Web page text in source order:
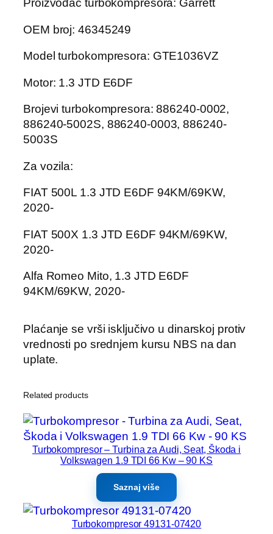
Proizvođač turbokompresora: Garrett
OEM broj: 46345249
Model turbokompresora: GTE1036VZ
Motor: 1.3 JTD E6DF
Brojevi turbokompresora: 886240-0002,
886240-5002S, 886240-0003, 886240-
5003S
Za vozila:
FIAT 500L 1.3 JTD E6DF 94KM/69KW,
2020-
FIAT 500X 1.3 JTD E6DF 94KM/69KW,
2020-
Alfa Romeo Mito, 1.3 JTD E6DF
94KM/69KW, 2020-
Plaćanje se vrši isključivo u dinarskoj protiv
vrednosti po srednjem kursu NBS na dan
uplate.
Related products
Turbokompresor – Turbina za Audi, Seat, Škoda i
Volkswagen 1.9 TDI 66 Kw – 90 KS
Saznaj više
Turbokompresor 49131-07420